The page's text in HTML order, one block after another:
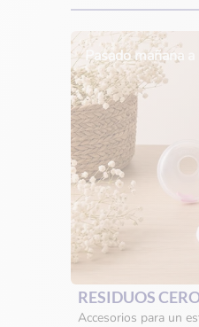
Pasado mañana a
RESIDUOS
Accesorios para un